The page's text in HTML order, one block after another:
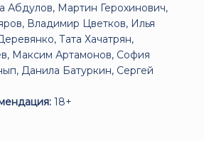
Абдулов, Мартин Герохинович,
Владимир Цветков, Илья
Тата Хачатрян,
Максим Артамонов, София
Данила Батуркин, Сергей
18+